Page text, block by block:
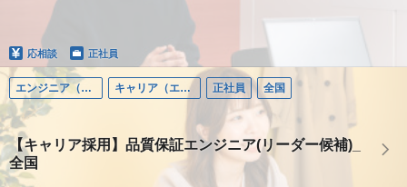
応相談 正社員
エンジニア（リーダーポジション） キャリア（エンジニア） 正社員 全国
【キャリア採用】品質保証エンジニア(リーダー候補)_
全国